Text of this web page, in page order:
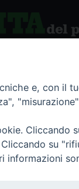
e, con il
Cliccando
su
informazioni